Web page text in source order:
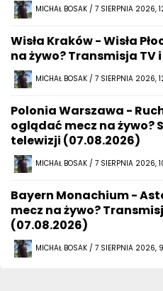
MICHAŁ BOSAK / 7 SIERPNIA 2026,
Wisła Kraków - Wisła
na żywo? Transmisja TV
MICHAŁ BOSAK / 7 SIERPNIA 2026,
Polonia Warszawa -
oglądać mecz na żywo?
telewizji (07.08.2026)
MICHAŁ BOSAK / 7 SIERPNIA 2026,
Bayern Monachium -
mecz na żywo?
(07.08.2026)
MICHAŁ BOSAK / 7 SIERPNIA 2026,